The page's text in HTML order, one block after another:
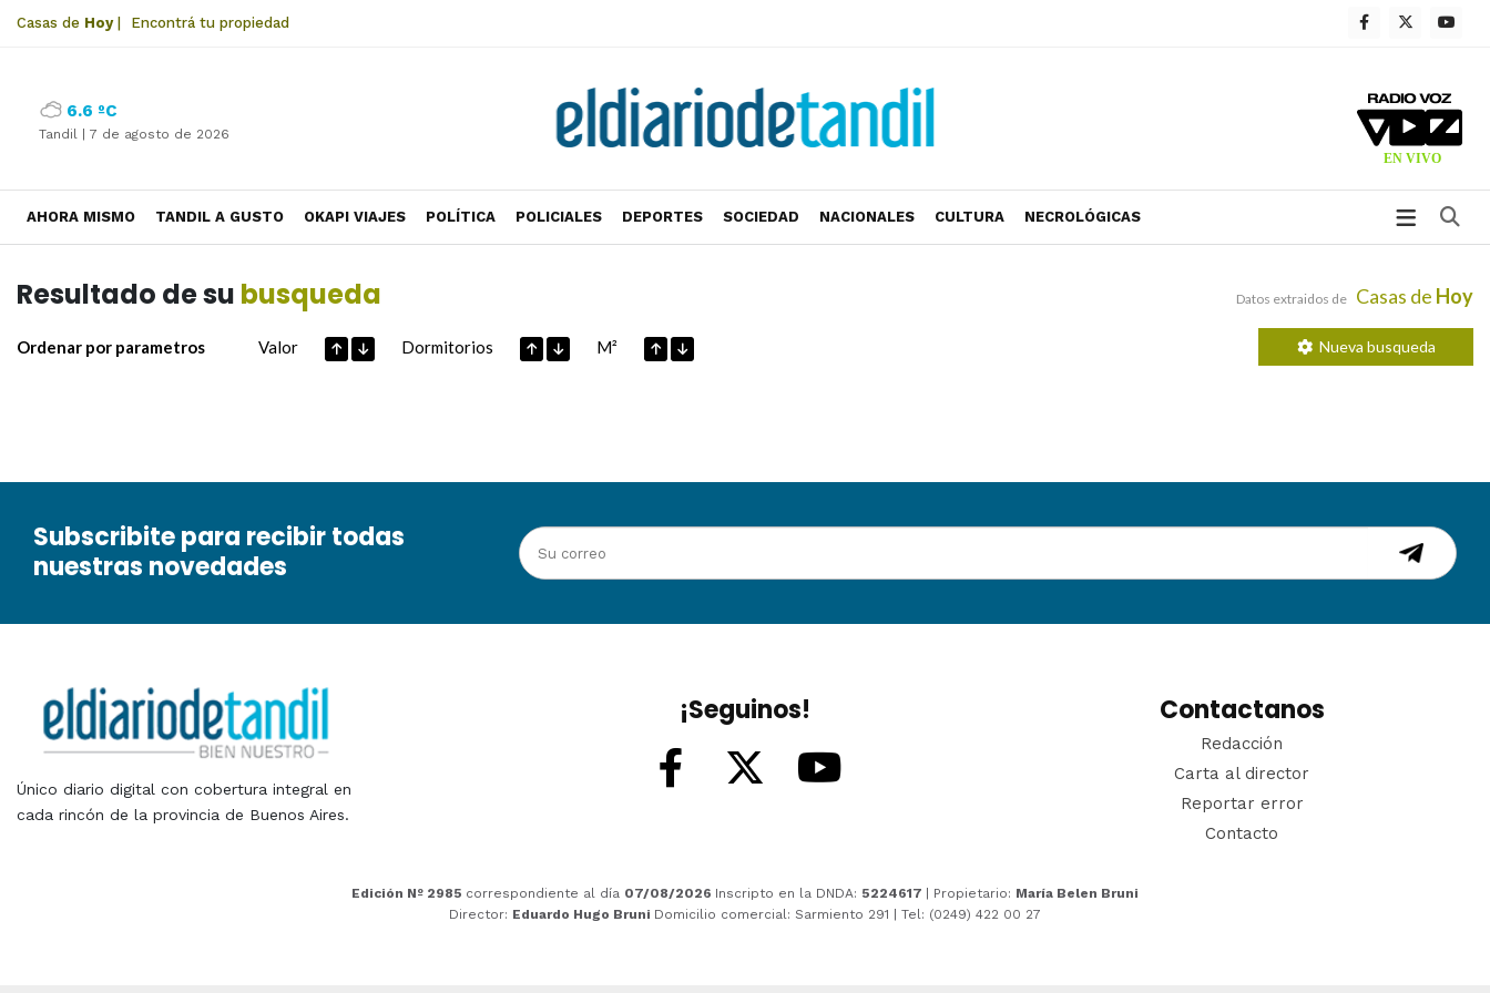
Casas de Hoy| Encontrá tu propiedad
6.6 ºC
Tandil | 7 de agosto de 2026
AHORA MISMO TANDIL A GUSTO OKAPI VIAJES POLÍTICA POLICIALES DEPORTES SOCIEDAD NACIONALES CULTURA NECROLÓGICAS
Resultado de su busqueda Datos extraidos de Casas de Hoy
Ordenar por parametros Valor Dormitorios M² Nueva busqueda
Subscribite para recibir todas
nuestras novedades
Único diario digital con cobertura integral en
cada rincón de la provincia de Buenos Aires.
¡Seguinos! Contactanos
Redacción
Carta al director
Reportar error
Contacto
Edición Nº 2985 correspondiente al día 07/08/2026 Inscripto en la DNDA: 5224617 | Propietario: María Belen Bruni
Director: Eduardo Hugo Bruni Domicilio comercial: Sarmiento 291 | Tel: (0249) 422 00 27